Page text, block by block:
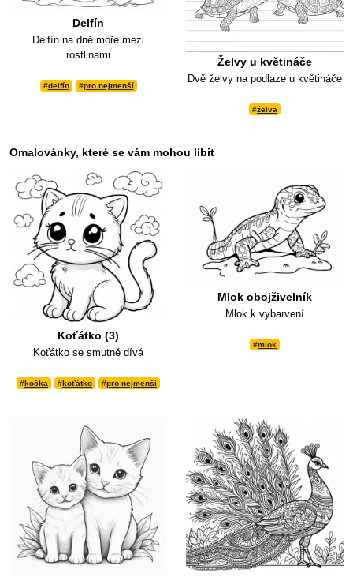
Delfín
Delfín na dně moře mezi
rostlinami
#delfín #pro nejmenší
Želvy u květináče
Dvě želvy na podlaze u květináče
#želva
Omalovánky, které se vám mohou líbit
Koťátko (3)
Koťátko se smutně dívá
#kočka #koťátko #pro nejmenší
Mlok obojživelník
Mlok k vybarvení
#mlok